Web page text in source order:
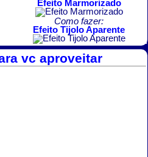
Efeito Marmorizado
Como fazer:
Efeito Tijolo Aparente
vc aproveitar